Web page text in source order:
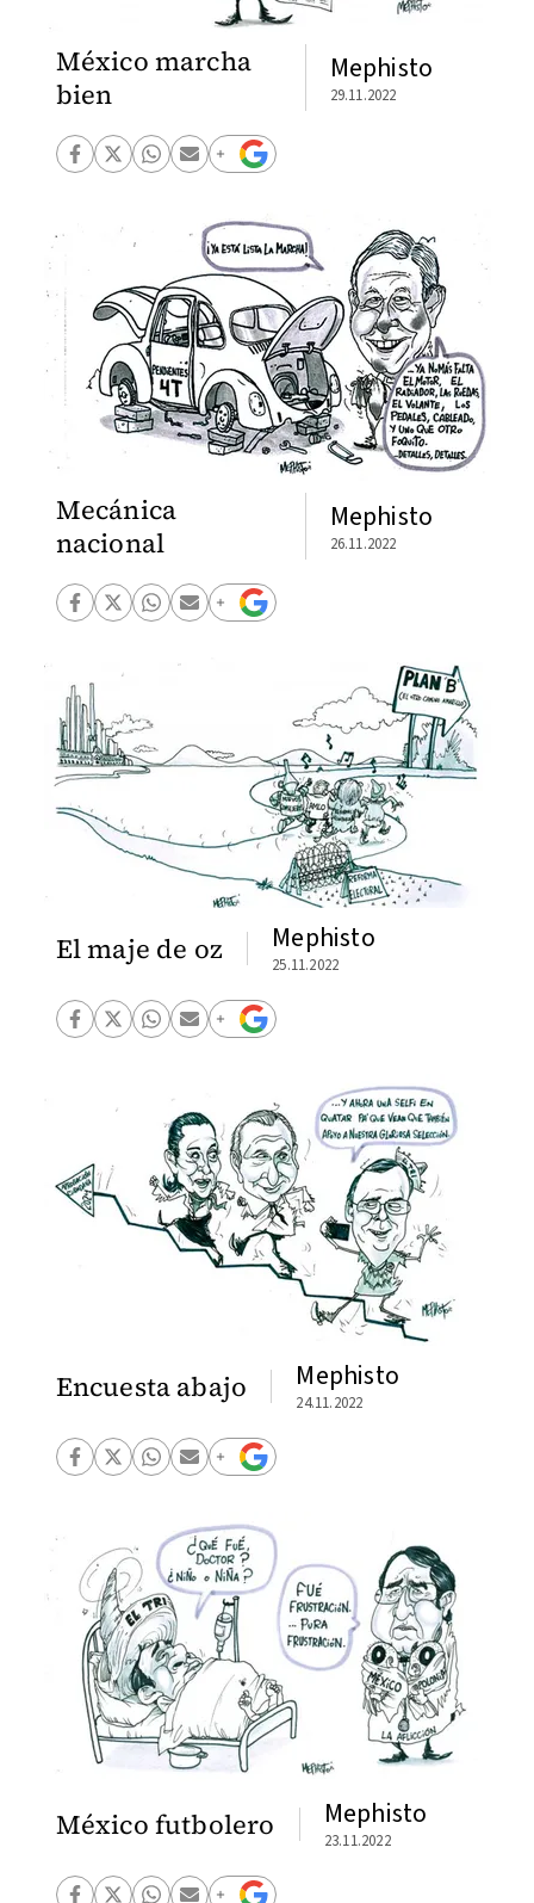
México marcha
bien
Mephisto
29.11.2022
Mecánica
nacional
Mephisto
26.11.2022
El maje de oz Mephisto
25.11.2022
Encuesta abajo Mephisto
24.11.2022
México futbolero Mephisto
23.11.2022